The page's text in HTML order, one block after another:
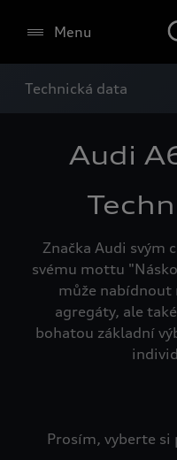
Menu
Technická data
Audi
Značka Audi svým
svému mottu
může nabídnout
agregáty, ale
bohatou základní
Prosím, vyberte